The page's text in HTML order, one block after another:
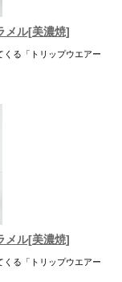
メル[美濃焼]
る「トリップウエアー
メル[美濃焼]
る「トリップウエアー